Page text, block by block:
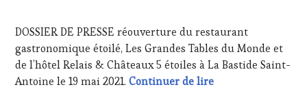
TASTING
VOUCHER,
WINE
TOURISM
FAME,
2021
DOSSIER DE PRESSE réouverture du restaurant
gastronomique étoilé, Les Grandes Tables du Monde et
de l’hôtel Relais & Châteaux 5 étoiles à La Bastide Saint-
Antoine le 19 mai 2021.Continuer de lireLe moment est